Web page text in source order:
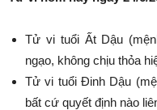
Tử vi tuổi Ất Dậu
ngạo, không chịu thỏa
Tử vi tuổi Đinh Dậu
bất cứ quyết định nào